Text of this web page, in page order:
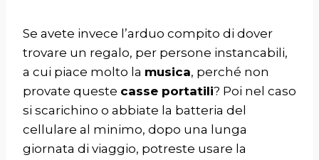
Se avete invece l’arduo compito di dover
trovare un regalo, per persone instancabili,
a cui piace molto la musica, perché non
provate queste casse portatili? Poi nel caso
si scarichino o abbiate la batteria del
cellulare al minimo, dopo una lunga
giornata di viaggio, potreste usare la